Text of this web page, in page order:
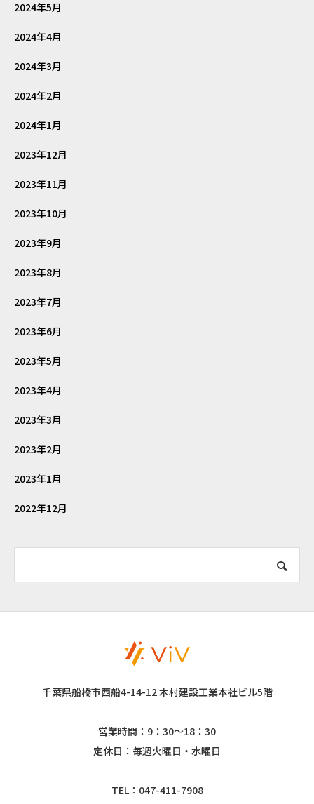
2024年5月
2024年4月
2024年3月
2024年2月
2024年1月
2023年12月
2023年11月
2023年10月
2023年9月
2023年8月
2023年7月
2023年6月
2023年5月
2023年4月
2023年3月
2023年2月
2023年1月
2022年12月
千葉県船橋市西船4-14-12 木村建設工業本社ビル5階
営業時間：9：30～18：30
定休日：毎週火曜日・水曜日
TEL：047-411-7908